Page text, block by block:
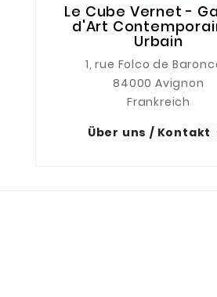
Le Cube Vernet -
d'Art
Urbain
1, rue Folco de
84000 Avignon
Frankreich
Über uns / Kontakt